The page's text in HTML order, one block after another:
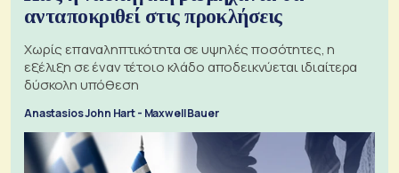
ανταποκριθεί στις προκλήσεις
Χωρίς επαναληπτικότητα σε υψηλές ποσότητες, η
εξέλιξη σε έναν τέτοιο κλάδο αποδεικνύεται ιδιαίτερα
δύσκολη υπόθεση
Anastasios John Hart - Maxwell Bauer